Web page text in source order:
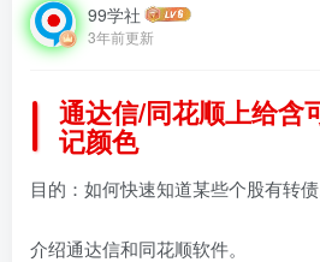
99学社
3年前更新
通达信/同花顺上给含
记颜色
目的：如何快速知道某些个股有转债
介绍通达信和同花顺软件。